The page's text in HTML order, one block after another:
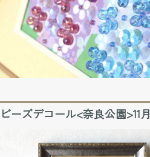
ビーズデコール<奈良公園>11月